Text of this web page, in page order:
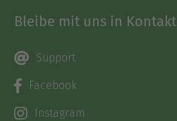
Bleibe mit uns in Kontakt
Support
Facebook
Instagram